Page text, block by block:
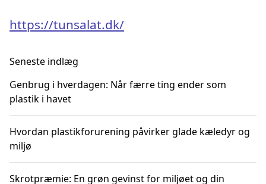
https://tunsalat.dk/
Seneste indlæg
Genbrug i hverdagen: Når færre ting ender som
plastik i havet
Hvordan plastikforurening påvirker glade kæledyr og
miljø
Skrotpræmie: En grøn gevinst for miljøet og din